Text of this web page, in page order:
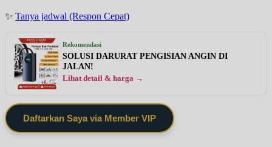
✨ Tanya jadwal (Respon Cepat)
Rekomendasi
SOLUSI DARURAT PENGISIAN ANGIN DI
JALAN!
Lihat detail & harga →
Daftarkan Saya via Member VIP